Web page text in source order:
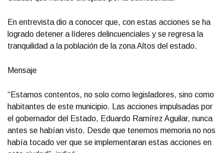
En entrevista dio a conocer que, con estas acciones se ha
logrado detener a líderes delincuenciales y se regresa la
tranquilidad a la población de la zona Altos del estado.
Mensaje
“Estamos contentos, no solo como legisladores, sino como
habitantes de este municipio. Las acciones impulsadas por
el gobernador del Estado, Eduardo Ramírez Aguilar, nunca
antes se habían visto. Desde que tenemos memoria no nos
había tocado ver que se implementaran estas acciones en